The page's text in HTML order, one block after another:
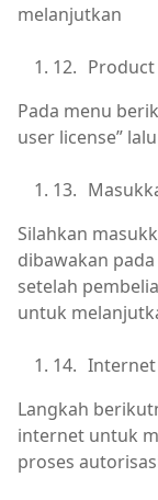
melanjutkan
12.
Pada menu
user license”
13.
Silahkan
dibawakan
setelah
untuk
14.
Langkah
internet untuk
proses